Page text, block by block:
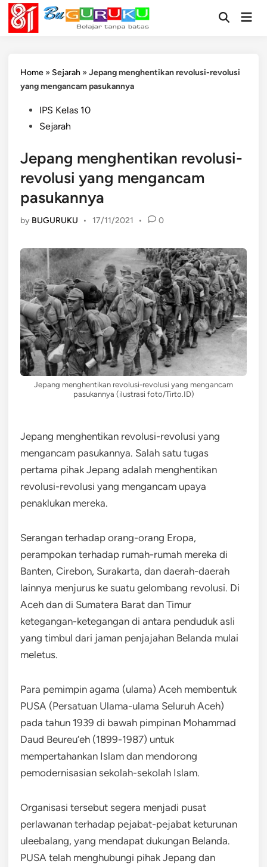
Skip
content
OpenMain
Home » Sejarah »Jepang menghentikan revolusi-revolusi
yang mengancam pasukannya
PostedIPS Kelas 10
Sejarah
Jepang menghentikan revolusi-
revolusi yang mengancam
pasukannya
by BUGURUKU • 17/11/2021 • 0
Jepang menghentikan revolusi-revolusi yang mengancam
pasukannya (ilustrasi foto/Tirto.ID)
Jepang menghentikan revolusi-revolusi yang
mengancam pasukannya. Salah satu tugas
pertama pihak Jepang adalah menghentikan
revolusi-revolusi yang mengancam upaya
penaklukan mereka.
Serangan terhadap orang-orang Eropa,
perampokan terhadap rumah-rumah mereka di
Banten, Cirebon, Surakarta, dan daerah-daerah
lainnya menjurus ke suatu gelombang revolusi. Di
Aceh dan di Sumatera Barat dan Timur
ketegangan-ketegangan di antara penduduk asli
yang timbul dari jaman penjajahan Belanda mulai
meletus.
Para pemimpin agama (ulama) Aceh membentuk
PUSA (Persatuan Ulama-ulama Seluruh Aceh)
pada tahun 1939 di bawah pimpinan Mohammad
Daud Beureu’eh (1899-1987) untuk
mempertahankan Islam dan mendorong
pemodernisasian sekolah-sekolah Islam.
Organisasi tersebut segera menjadi pusat
perlawanan terhadap pejabat-pejabat keturunan
uleebalang, yang mendapat dukungan Belanda.
PUSA telah menghubungi pihak Jepang dan